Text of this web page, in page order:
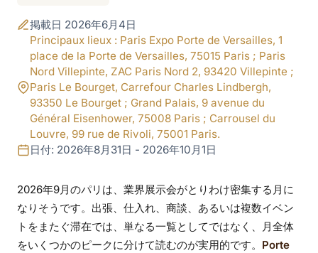
2026年9月のパリの見
本市・業界展示会：注
目すべきイベント
掲載日 2026年6月4日
Principaux lieux : Paris Expo Porte de Versailles, 1
place de la Porte de Versailles, 75015 Paris ; Paris
Nord Villepinte, ZAC Paris Nord 2, 93420 Villepinte ;
Paris Le Bourget, Carrefour Charles Lindbergh,
93350 Le Bourget ; Grand Palais, 9 avenue du
Général Eisenhower, 75008 Paris ; Carrousel du
Louvre, 99 rue de Rivoli, 75001 Paris.
日付: 2026年8月31日 - 2026年10月1日
2026年9月のパリは、業界展示会がとりわけ密集する月に
なりそうです。出張、仕入れ、商談、あるいは複数イベン
トをまたぐ滞在では、単なる一覧としてではなく、月全体
をいくつかのピークに分けて読むのが実用的です。 Porte